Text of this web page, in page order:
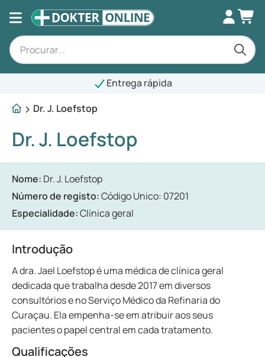
Entrega rápida
Dr. J. Loefstop
Dr. J. Loefstop
Nome: Dr. J. Loefstop
Número de registo:Código Unico: 07201
Especialidade:Clínica geral
Introdução
A dra. Jael Loefstop é uma médica de clínica geral
dedicada que trabalha desde 2017 em diversos
consultórios e no Serviço Médico da Refinaria do
Curaçau. Ela empenha-se em atribuir aos seus
pacientes o papel central em cada tratamento.
Qualificações